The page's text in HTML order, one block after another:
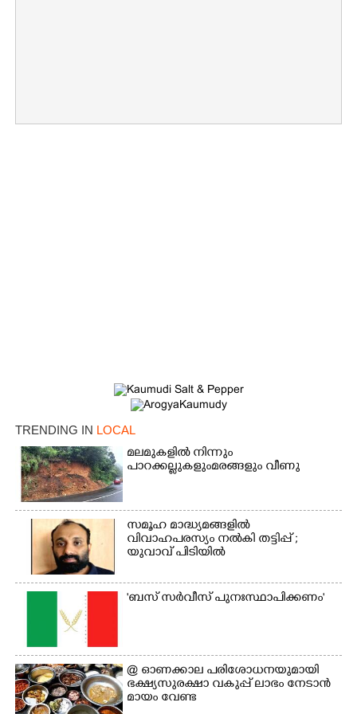
TRENDING IN LOCAL
മലമുകളിൽ നിന്നും
പാറക്കല്ലുകളുംമരങ്ങളും വീണു
സമൂഹ മാദ്ധ്യമങ്ങളിൽ
വിവാഹപരസ്യം നൽകി തട്ടിപ്പ് ;
യുവാവ് പിടിയിൽ
'ബസ് സർവീസ് പുനഃസ്ഥാപിക്കണം'
@​​​​​​​ ഓണക്കാല പരിശോധനയുമായി
ഭക്ഷ്യസുരക്ഷാ വകുപ്പ് ലാഭം നേടാൻ
മായം വേണ്ട
Share this link